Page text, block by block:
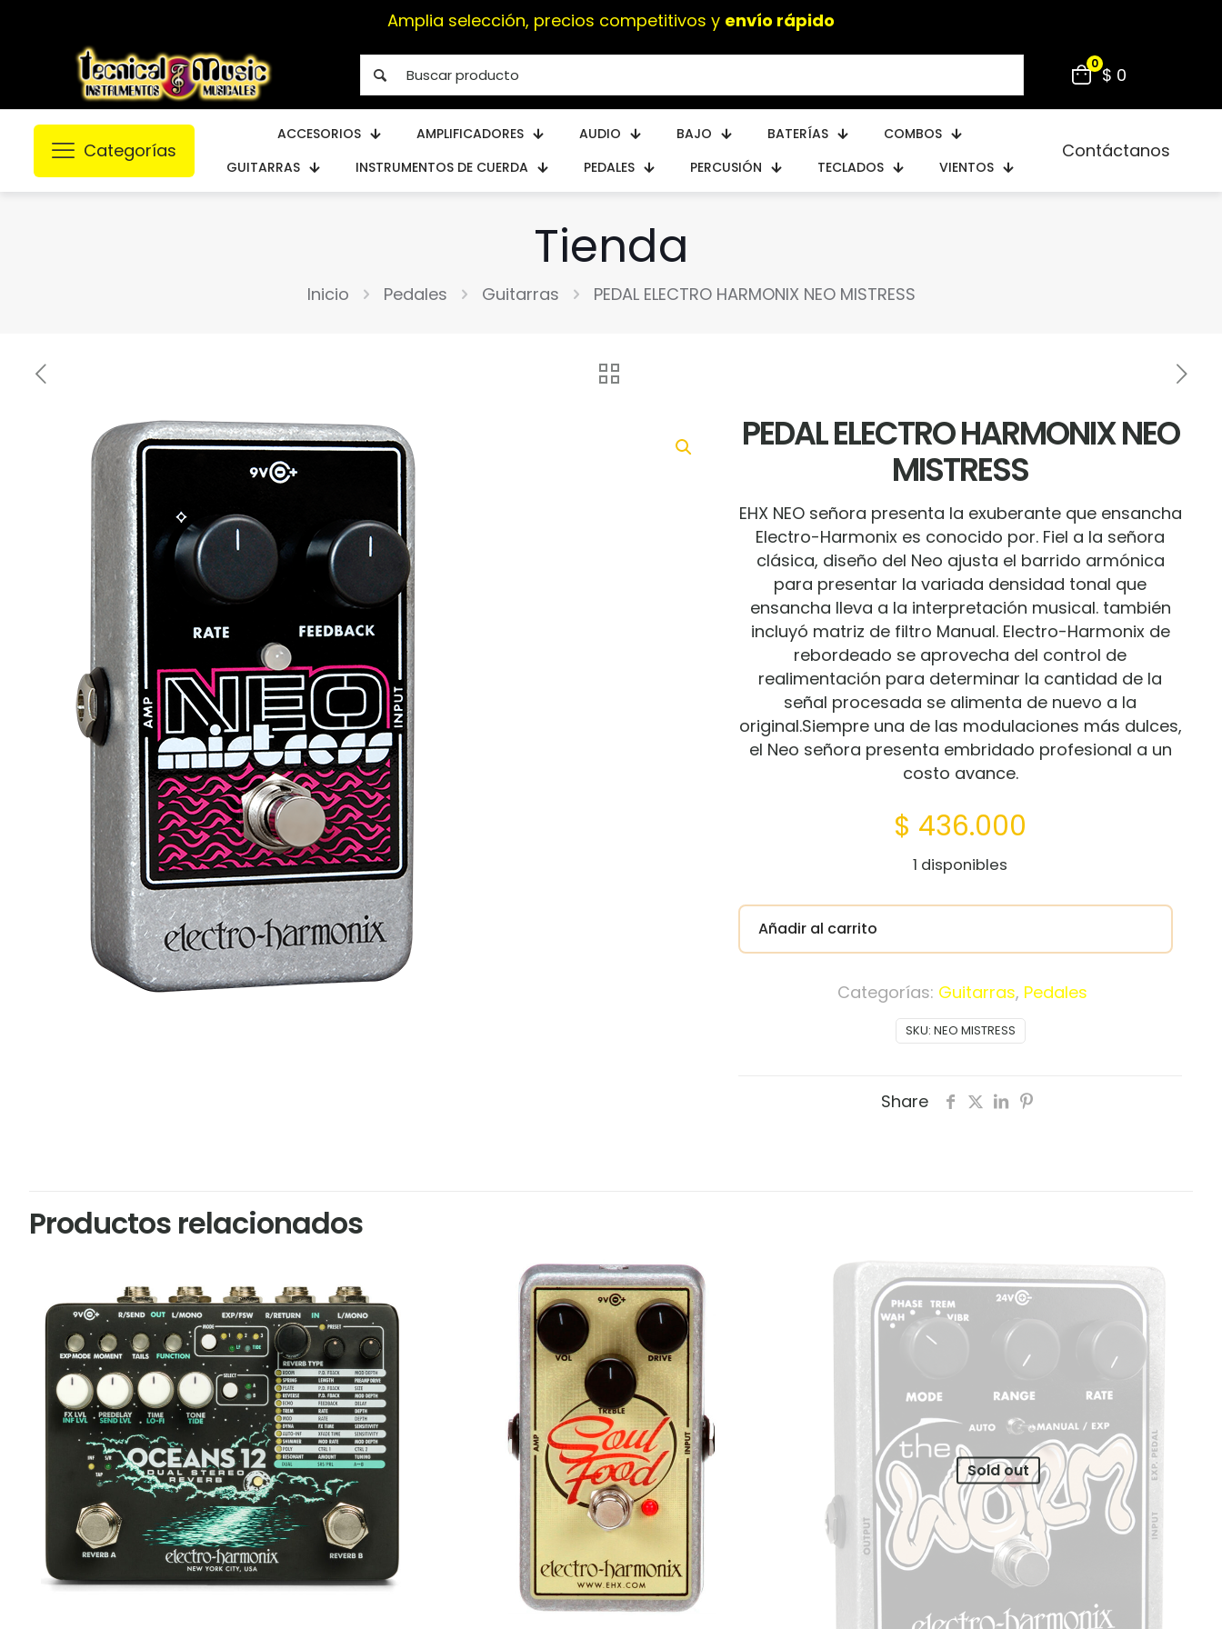
Amplia selección, precios competitivos y envío rápido
0 $ 0
Categorías
ACCESORIOS AMPLIFICADORES AUDIO BAJO BATERÍAS
COMBOS
GUITARRAS
INSTRUMENTOS DE CUERDA PEDALES PERCUSIÓN TECLADOS VIENTOS
Contáctanos
Tienda
Inicio Pedales Guitarras PEDAL ELECTRO HARMONIX NEO MISTRESS
PEDAL ELECTRO HARMONIX NEO
MISTRESS
EHX NEO señora presenta la exuberante que ensancha
Electro-Harmonix es conocido por. Fiel a la señora
clásica, diseño del Neo ajusta el barrido armónica
para presentar la variada densidad tonal que
ensancha lleva a la interpretación musical. también
incluyó matriz de filtro Manual. Electro-Harmonix de
rebordeado se aprovecha del control de
realimentación para determinar la cantidad de la
señal procesada se alimenta de nuevo a la
original.Siempre una de las modulaciones más dulces,
el Neo señora presenta embridado profesional a un
costo avance.
$ 436.000
1 disponibles
Añadir al carrito
SKU: NEO MISTRESS
Categorías: Guitarras, Pedales
Share
Productos relacionados
Sold out